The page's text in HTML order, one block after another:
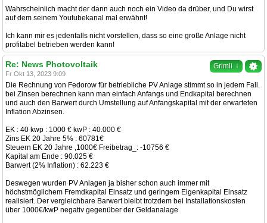
Wahrscheinlich macht der dann auch noch ein Video da drüber, und Du wirst
auf dem seinem Youtubekanal mal erwähnt!
Ich kann mir es jedenfalls nicht vorstellen, dass so eine große Anlage nicht
profitabel betrieben werden kann!
Grimli ↓
Re: News Photovoltaik
Fr Okt 13, 2023 9:09
Die Rechnung von Fedorow für betriebliche PV Anlage stimmt so in jedem Fall.
bei Zinsen berechnen kann man einfach Anfangs und Endkapital berechnen
und auch den Barwert durch Umstellung auf Anfangskapital mit der erwarteten
Inflation Abzinsen.
EK : 40 kwp : 1000 € kwP : 40.000 €
Zins EK 20 Jahre 5% : 60781€
Steuern EK 20 Jahre ,1000€ Freibetrag_: -10756 €
Kapital am Ende : 90.025 €
Barwert (2% Inflation) : 62.223 €
Deswegen wurden PV Anlagen ja bisher schon auch immer mit
höchstmöglichem Fremdkapital Einsatz und geringem Eigenkapital Einsatz
realisiert. Der vergleichbare Barwert bleibt trotzdem bei Installationskosten
über 1000€/kwP negativ gegenüber der Geldanalage